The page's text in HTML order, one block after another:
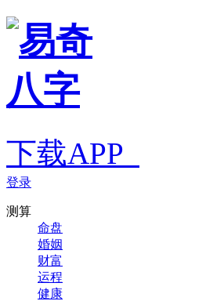
下载APP
登录
测算
命盘
婚姻
财富
运程
健康